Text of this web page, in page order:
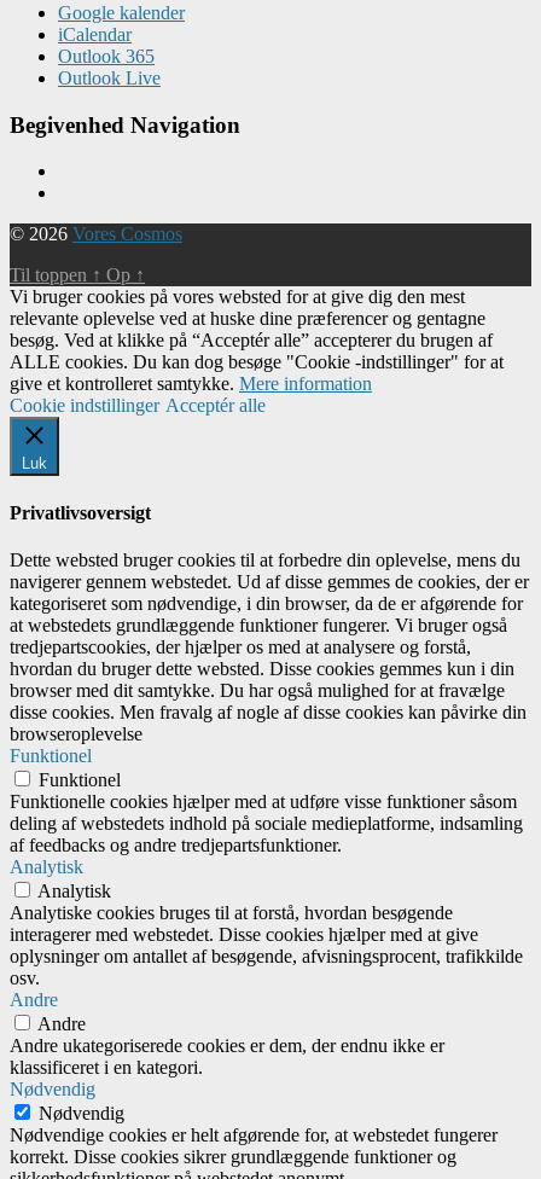
Google kalender
iCalendar
Outlook 365
Outlook Live
Begivenhed Navigation
© 2026 Vores Cosmos
Til toppen ↑ Op ↑
Vi bruger cookies på vores websted for at give dig den mest
relevante oplevelse ved at huske dine præferencer og gentagne
besøg. Ved at klikke på “Acceptér alle” accepterer du brugen af ​​
ALLE cookies. Du kan dog besøge "Cookie -indstillinger" for at
give et kontrolleret samtykke. Mere information
Cookie indstillinger Acceptér alle
Luk
Privatlivsoversigt
Dette websted bruger cookies til at forbedre din oplevelse, mens du
navigerer gennem webstedet. Ud af disse gemmes de cookies, der er
kategoriseret som nødvendige, i din browser, da de er afgørende for
at webstedets grundlæggende funktioner fungerer. Vi bruger også
tredjepartscookies, der hjælper os med at analysere og forstå,
hvordan du bruger dette websted. Disse cookies gemmes kun i din
browser med dit samtykke. Du har også mulighed for at fravælge
disse cookies. Men fravalg af nogle af disse cookies kan påvirke din
browseroplevelse
Funktionel
Funktionel
Funktionelle cookies hjælper med at udføre visse funktioner såsom
deling af webstedets indhold på sociale medieplatforme, indsamling
af feedbacks og andre tredjepartsfunktioner.
Analytisk
Analytisk
Analytiske cookies bruges til at forstå, hvordan besøgende
interagerer med webstedet. Disse cookies hjælper med at give
oplysninger om antallet af besøgende, afvisningsprocent, trafikkilde
osv.
Andre
Andre
Andre ukategoriserede cookies er dem, der endnu ikke er
klassificeret i en kategori.
Nødvendig
Nødvendig
Nødvendige cookies er helt afgørende for, at webstedet fungerer
korrekt. Disse cookies sikrer grundlæggende funktioner og